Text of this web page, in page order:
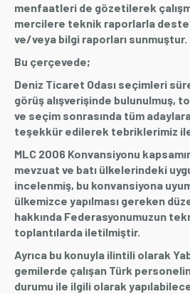
menfaatleri de gözetilerek
mercilere teknik raporlarla
ve/veya bilgi raporları sunmuştur.
Bu çerçevede;
Deniz Ticaret Odası seçimleri
görüş alışverişinde bulunulmuş,
ve seçim sonrasında tüm
teşekkür edilerek tebriklerimiz
MLC 2006 Konvansiyonu
mevzuat ve batı ülkelerindeki
incelenmiş, bu konvansiyona
ülkemizce yapılması gereken
hakkında Federasyonumuzun
toplantılarda iletilmiştir.
Ayrıca bu konuyla ilintili olarak
gemilerde çalışan Türk
durumu ile ilgili olarak